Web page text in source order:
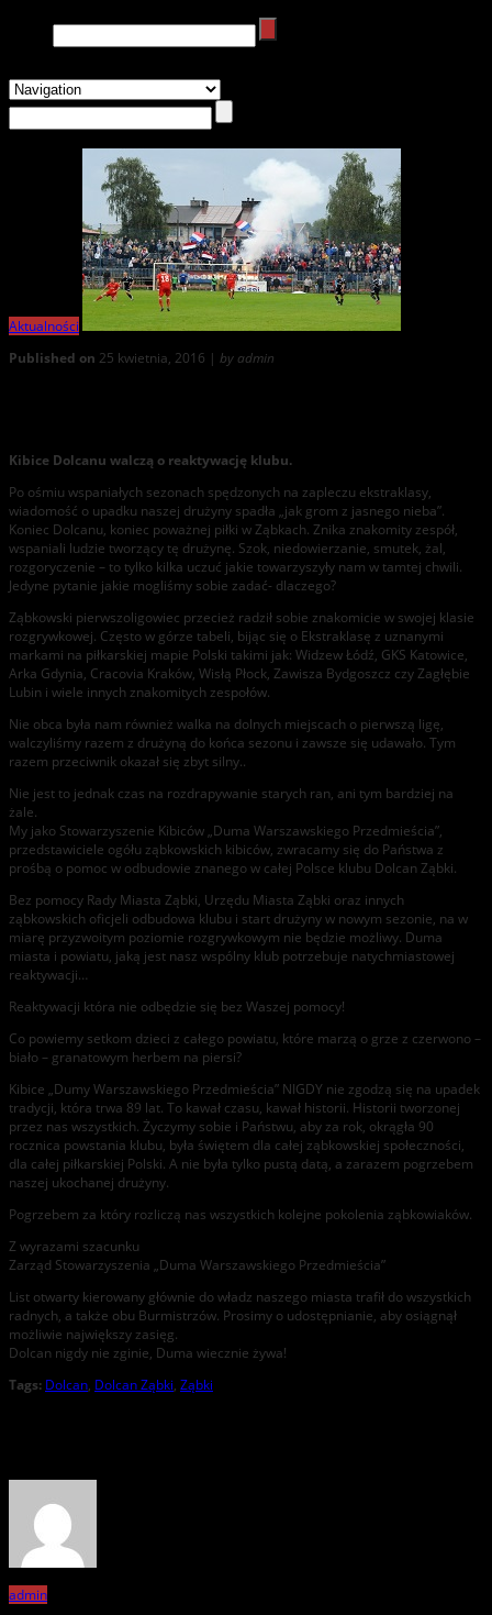
Aktualności
Published on 25 kwietnia, 2016 | by admin
Kibice Dolcanu walczą o reaktywację klubu.
Po ośmiu wspaniałych sezonach spędzonych na zapleczu ekstraklasy,
wiadomość o upadku naszej drużyny spadła „jak grom z jasnego nieba”.
Koniec Dolcanu, koniec poważnej piłki w Ząbkach. Znika znakomity zespół,
wspaniali ludzie tworzący tę drużynę. Szok, niedowierzanie, smutek, żal,
rozgoryczenie – to tylko kilka uczuć jakie towarzyszyły nam w tamtej chwili.
Jedyne pytanie jakie mogliśmy sobie zadać- dlaczego?
Ząbkowski pierwszoligowiec przecież radził sobie znakomicie w swojej klasie
rozgrywkowej. Często w górze tabeli, bijąc się o Ekstraklasę z uznanymi
markami na piłkarskiej mapie Polski takimi jak: Widzew Łódź, GKS Katowice,
Arka Gdynia, Cracovia Kraków, Wisłą Płock, Zawisza Bydgoszcz czy Zagłębie
Lubin i wiele innych znakomitych zespołów.
Nie obca była nam również walka na dolnych miejscach o pierwszą ligę,
walczyliśmy razem z drużyną do końca sezonu i zawsze się udawało. Tym
razem przeciwnik okazał się zbyt silny..
Nie jest to jednak czas na rozdrapywanie starych ran, ani tym bardziej na
żale.
My jako Stowarzyszenie Kibiców „Duma Warszawskiego Przedmieścia”,
przedstawiciele ogółu ząbkowskich kibiców, zwracamy się do Państwa z
prośbą o pomoc w odbudowie znanego w całej Polsce klubu Dolcan Ząbki.
Bez pomocy Rady Miasta Ząbki, Urzędu Miasta Ząbki oraz innych
ząbkowskich oficjeli odbudowa klubu i start drużyny w nowym sezonie, na w
miarę przyzwoitym poziomie rozgrywkowym nie będzie możliwy. Duma
miasta i powiatu, jaką jest nasz wspólny klub potrzebuje natychmiastowej
reaktywacji…
Reaktywacji która nie odbędzie się bez Waszej pomocy!
Co powiemy setkom dzieci z całego powiatu, które marzą o grze z czerwono –
biało – granatowym herbem na piersi?
Kibice „Dumy Warszawskiego Przedmieścia” NIGDY nie zgodzą się na upadek
tradycji, która trwa 89 lat. To kawał czasu, kawał historii. Historii tworzonej
przez nas wszystkich. Życzymy sobie i Państwu, aby za rok, okrągła 90
rocznica powstania klubu, była świętem dla całej ząbkowskiej społeczności,
dla całej piłkarskiej Polski. A nie była tylko pustą datą, a zarazem pogrzebem
naszej ukochanej drużyny.
Pogrzebem za który rozliczą nas wszystkich kolejne pokolenia ząbkowiaków.
Z wyrazami szacunku
Zarząd Stowarzyszenia „Duma Warszawskiego Przedmieścia”
List otwarty kierowany głównie do władz naszego miasta trafił do wszystkich
radnych, a także obu Burmistrzów. Prosimy o udostępnianie, aby osiągnął
możliwie największy zasięg.
Dolcan nigdy nie zginie, Duma wiecznie żywa!
Tags: Dolcan, Dolcan Ząbki, Ząbki
admin